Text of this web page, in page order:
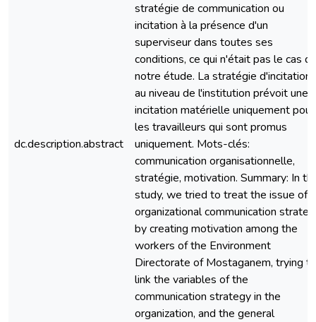
dc.description.abstract
stratégie de communication ou
incitation à la présence d'un
superviseur dans toutes ses
conditions, ce qui n'était pas le cas
notre étude. La stratégie d'incitation
au niveau de l'institution prévoit une
incitation matérielle uniquement pour
les travailleurs qui sont promus
uniquement. Mots-clés:
communication organisationnelle,
stratégie, motivation. Summary: In
study, we tried to treat the issue of
organizational communication
by creating motivation among the
workers of the Environment
Directorate of Mostaganem, trying to
link the variables of the
communication strategy in the
organization, and the general